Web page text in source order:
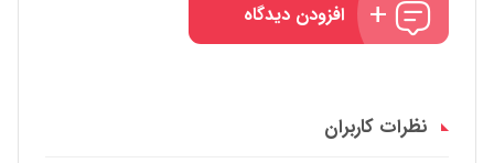
افزودن دیدگاه
نظرات کاربران